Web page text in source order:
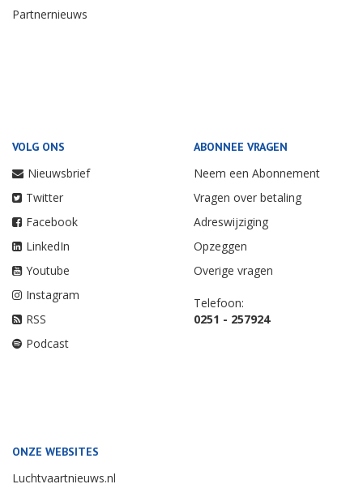
Partnernieuws
VOLG ONS
Nieuwsbrief
Twitter
Facebook
LinkedIn
Youtube
Instagram
RSS
Podcast
ABONNEE VRAGEN
Neem een Abonnement
Vragen over betaling
Adreswijziging
Opzeggen
Overige vragen
Telefoon:
0251 - 257924
ONZE WEBSITES
Luchtvaartnieuws.nl